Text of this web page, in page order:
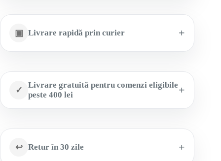
▣ Livrare rapidă prin curier
✓
Livrare gratuită pentru comenzi eligibile
peste 400 lei
↩ Retur în 30 zile